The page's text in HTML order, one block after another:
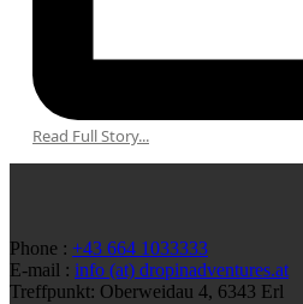
Read Full Story...
Phone : +43 664 1033333
E-mail : info (at) dropinadventures.at
Treffpunkt: Oberweidau 4, 6343 Erl